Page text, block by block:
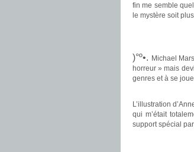
fin me semble
le mystère soit
)°º•. Michael
horreur » mais
genres et à se
L’illustration
qui m’était
support spécial